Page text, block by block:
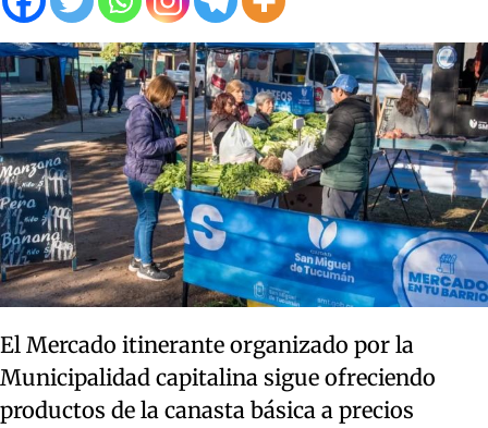
El Mercado itinerante organizado por la
Municipalidad capitalina sigue ofreciendo
productos de la canasta básica a precios